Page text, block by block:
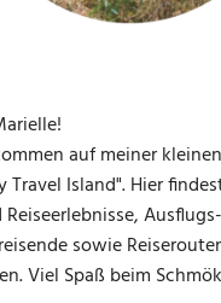
auf meiner
Travel Island". Hier
sowie
Viel Spaß beim